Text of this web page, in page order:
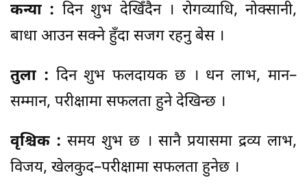
कन्या : दिन शुभ देखिँदैन । रोगव्याधि, नोक्सानी,
बाधा आउन सक्ने हुँदा सजग रहनु बेस ।
तुला : दिन शुभ फलदायक छ । धन लाभ, मान–
सम्मान, परीक्षामा सफलता हुने देखिन्छ ।
वृश्चिक :समय शुभ छ । सानै प्रयासमा द्रव्य लाभ,
विजय, खेलकुद–परीक्षामा सफलता हुनेछ ।